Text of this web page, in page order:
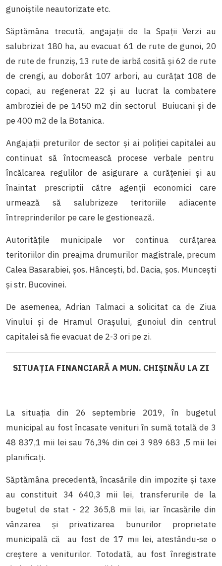
gunoiștile neautorizate etc.
Săptămâna trecută, angajații de la Spații Verzi au
salubrizat 180 ha, au evacuat 61 de rute de gunoi, 20
de rute de frunziș, 13 rute de iarbă cosită și 62 de rute
de crengi, au doborât 107 arbori, au curățat 108 de
copaci, au regenerat 22 și au lucrat la combatere
ambroziei de pe 1450 m2 din sectorul Buiucani și de
pe 400 m2 de la Botanica.
Angajații preturilor de sector și ai poliției capitalei au
continuat să întocmească procese verbale pentru
încălcarea regulilor de asigurare a curăţeniei și au
înaintat prescriptii către agenții economici care
urmează să salubrizeze teritoriile adiacente
întreprinderilor pe care le gestionează.
Autoritățile municipale vor continua curățarea
teritoriilor din preajma drumurilor magistrale, precum
Calea Basarabiei, șos. Hâncești, bd. Dacia, șos. Muncești
și str. Bucovinei.
De asemenea, Adrian Talmaci a solicitat ca de Ziua
Vinului și de Hramul Orașului, gunoiul din centrul
capitalei să fie evacuat de 2-3 ori pe zi.
SITUAŢIA FINANCIARĂ A MUN. CHIȘINĂU LA ZI
La situația din 26 septembrie 2019, în bugetul
municipal au fost încasate venituri în sumă totală de 3
48 837,1 mii lei sau 76,3% din cei 3 989 683 ,5 mii lei
planificaţi.
Săptămâna precedentă, încasările din impozite şi taxe
au constituit 34 640,3 mii lei, transferurile de la
bugetul de stat - 22 365,8 mii lei, iar încasările din
vânzarea și privatizarea bunurilor proprietate
municipală că au fost de 17 mii lei, atestându-se o
creștere a veniturilor. Totodată, au fost înregistrate